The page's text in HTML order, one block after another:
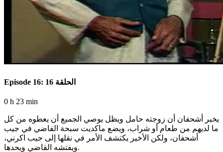
Episode 16: الحلقة 16
0 h 23 min
يخبر أشحفان أن زوجته حامل ويظل يوصي الجميع أن يعطوه من كل
ما لديهم من طعام أو شراب، ويضع ماكديت سبحة الفاضي في جيب
أشحفان، ولكن الأخير يكتشف الأمر في نقلها إلى جيب اكرني،
ويفتشه القاضي ويحدها.